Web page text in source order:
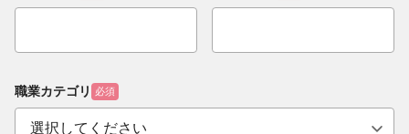
職業カテゴリ 必須